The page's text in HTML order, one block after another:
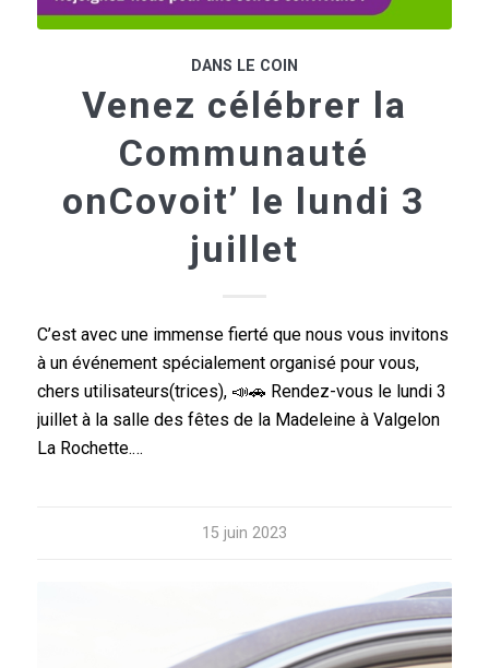
DANS LE COIN
Venez célébrer la
Communauté
onCovoit’ le lundi 3
juillet
C’est avec une immense fierté que nous vous invitons
à un événement spécialement organisé pour vous,
chers utilisateurs(trices), 📣🚗 Rendez-vous le lundi 3
juillet à la salle des fêtes de la Madeleine à Valgelon
La Rochette.…
15 juin 2023